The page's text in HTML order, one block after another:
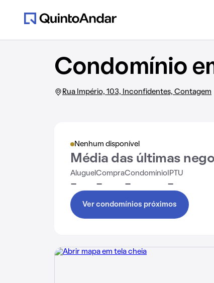
Condomínio
Rua Império, 103, Inconfidentes, Contagem
Nenhum disponível
Média das últimas
Aluguel
-
Compra
-
Condomínio
-
IPTU
-
Ver condomínios próximos